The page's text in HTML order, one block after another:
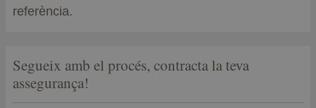
referència.
Segueix amb el procés, contracta la teva
assegurança!